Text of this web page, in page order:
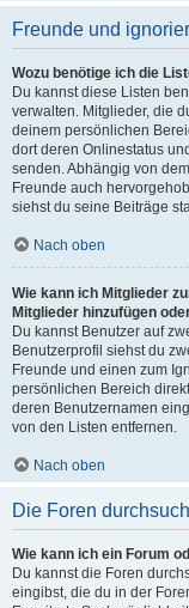
Freunde und
Wozu benötige ich die
Du kannst diese Listen
verwalten. Mitglieder, die
deinem persönlichen
dort deren Onlinestatus
senden. Abhängig von
Freunde auch
siehst du seine Beiträge
Nach oben
Wie kann ich Mitglieder
Mitglieder hinzufügen
Du kannst Benutzer auf
Benutzerprofil siehst du
Freunde und einen zum
persönlichen Bereich
deren Benutzernamen
von den Listen entfernen.
Nach oben
Die Foren
Wie kann ich ein Forum
Du kannst die Foren
eingibst, die du in der